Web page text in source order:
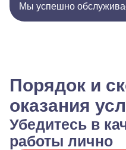
Мы успешно
Порядок и
оказания
Убедитесь в
работы лично